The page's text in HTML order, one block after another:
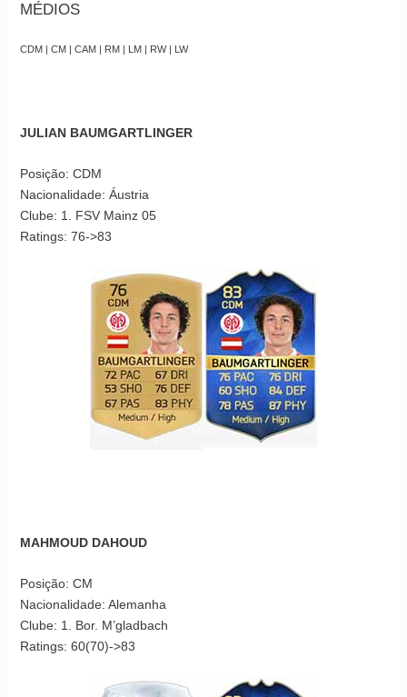
MÉDIOS
CDM | CM | CAM | RM | LM | RW | LW
JULIAN BAUMGARTLINGER
Posição: CDM
Nacionalidade: Áustria
Clube: 1. FSV Mainz 05
Ratings: 76->83
MAHMOUD DAHOUD
Posição: CM
Nacionalidade: Alemanha
Clube: 1. Bor. M’gladbach
Ratings: 60(70)->83